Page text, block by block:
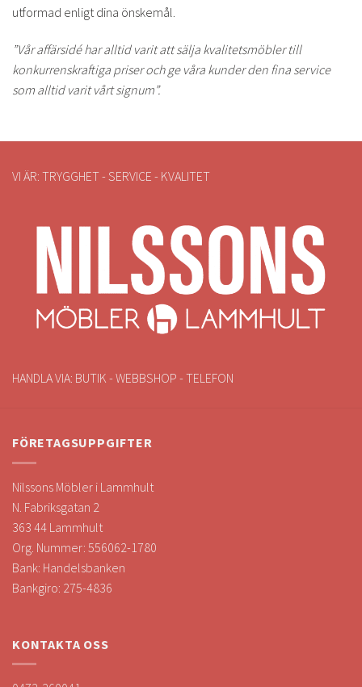
utformad enligt dina önskemål.
”Vår affärsidé har alltid varit att sälja kvalitetsmöbler till
konkurrenskraftiga priser och ge våra kunder den fina service
som alltid varit vårt signum”.
VI ÄR: TRYGGHET - SERVICE - KVALITET
HANDLA VIA: BUTIK - WEBBSHOP - TELEFON
FÖRETAGSUPPGIFTER
Nilssons Möbler i Lammhult
N. Fabriksgatan 2
363 44 Lammhult
Org. Nummer: 556062-1780
Bank: Handelsbanken
Bankgiro: 275-4836
KONTAKTA OSS